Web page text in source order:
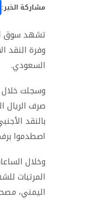
مشاركة الخبر:
تشهد سوق
وفرة النقد
السعودي.
صرف الريال
بالنقد
اصطدموا
وخلال
المرتبات
اليمني،